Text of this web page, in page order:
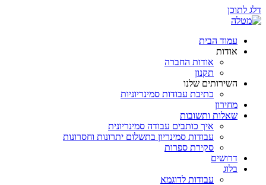
דלג לתוכן
עמוד הבית
אודות
אודות החברה
תקנון
השירותים שלנו
כתיבת עבודות סמינריוניות
מחירון
שאלות ותשובות
איך כותבים עבודה סמינריונית
עבודות סמינריון בתשלום יתרונות וחסרונות
סקירת ספרות
דרושים
בלוג
עבודות לדוגמא